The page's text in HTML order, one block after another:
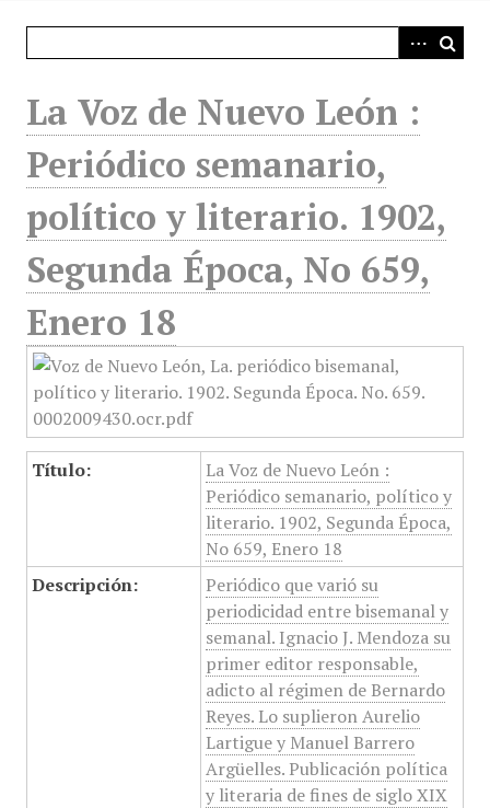
La Voz de Nuevo León :
Periódico semanario,
político y literario. 1902,
Segunda Época, No 659,
Enero 18
Título:
La Voz de Nuevo León :
Periódico semanario, político y
literario. 1902, Segunda Época,
No 659, Enero 18
Descripción:
Periódico que varió su
periodicidad entre bisemanal y
semanal. Ignacio J. Mendoza su
primer editor responsable,
adicto al régimen de Bernardo
Reyes. Lo suplieron Aurelio
Lartigue y Manuel Barrero
Argüelles. Publicación política
y literaria de fines de siglo XIX